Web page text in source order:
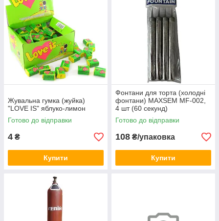
Жувальна гумка (жуйка)
"LOVE IS" яблуко-лимон
Готово до відправки
4 ₴
Купити
Фонтани для торта (холодні
фонтани) MAXSEM MF-002,
4 шт (60 секунд)
Готово до відправки
108 ₴/упаковка
Купити